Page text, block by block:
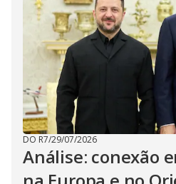
DO R7/29/07/2026
Análise: conexão